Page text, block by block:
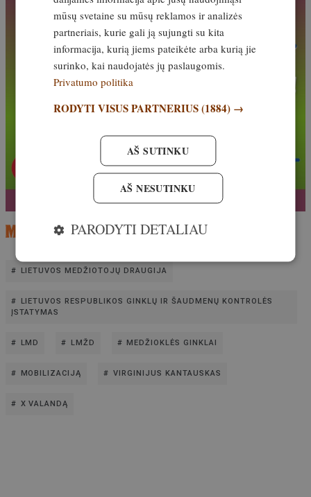
LIETUVOS MEDŽIOTOJŲ DRAUGIJA
LIETUVOS RESPUBLIKOS GINKLŲ IR ŠAUDMENŲ KONTROLĖS
ĮSTATYMAS
LMD LMŽD MEDŽIOKLĖS GINKLAI
MOBILIZACIJĄ VIRGINIJUS KANTAUSKAS
X VALANDĄ
mūsų svetaine su mūsų reklamos ir analizės
partneriais, kurie gali ją sujungti su kita
informacija, kurią jiems pateikėte arba kurią jie
surinko, kai naudojatės jų paslaugomis.
Privatumo politika
RODYTI VISUS PARTNERIUS(1884) →
AŠ SUTINKU
AŠ NESUTINKU
PARODYTI DETALIAU